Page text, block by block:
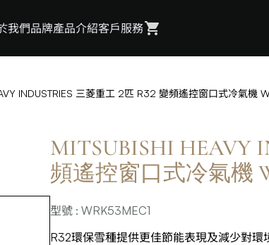
我們品牌產品介紹客戶服務
INDUSTRIES 三菱重工 2匹 R32 變頻遙控窗口式冷氣機
MITSUBISHI HEAVY
頻遙控窗口式冷氣機
型號 : WRK53MEC1
R32環保雪種提供更佳節能表現及減少對